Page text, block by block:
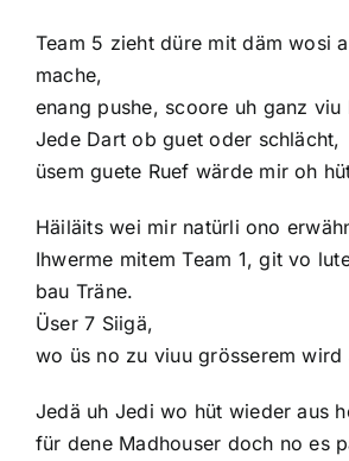
Team 5 zieht düre mit däm wosi
mache,
enang pushe, scoore uh ganz viu
Jede Dart ob guet oder schlächt,
üsem guete Ruef wärde mir oh
Häiläits wei mir natürli ono
Ihwerme mitem Team 1, git vo
bau Träne.
Üser 7 Siigä,
wo üs no zu viuu grösserem wird
Jedä uh Jedi wo hüt wieder aus
für dene Madhouser doch no es